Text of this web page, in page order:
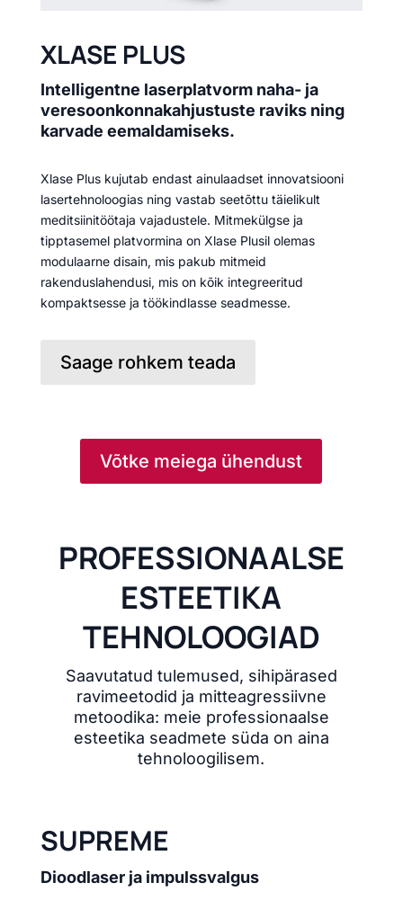
XLASE PLUS
Intelligentne laserplatvorm naha- ja
veresoonkonnakahjustuste raviks ning
karvade eemaldamiseks.
Xlase Plus kujutab endast ainulaadset innovatsiooni
lasertehnoloogias ning vastab seetõttu täielikult
meditsiinitöötaja vajadustele. Mitmekülgse ja
tipptasemel platvormina on Xlase Plusil olemas
modulaarne disain, mis pakub mitmeid
rakenduslahendusi, mis on kõik integreeritud
kompaktsesse ja töökindlasse seadmesse.
Saage rohkem teada
Võtke meiega ühendust
PROFESSIONAALSE
ESTEETIKA
TEHNOLOOGIAD
Saavutatud tulemused, sihipärased
ravimeetodid ja mitteagressiivne
metoodika: meie professionaalse
esteetika seadmete süda on aina
tehnoloogilisem.
SUPREME
Dioodlaser ja impulssvalgus